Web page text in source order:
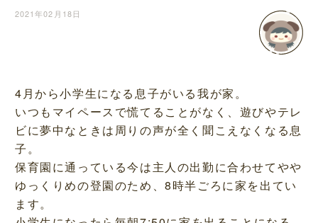
2021年02月18日
4月から小学生になる息子がいる我が家。
いつもマイペースで慌てることがなく、遊びやテレ
ビに夢中なときは周りの声が全く聞こえなくなる息
子。
保育園に通っている今は主人の出勤に合わせてやや
ゆっくりめの登園のため、8時半ごろに家を出てい
ます。